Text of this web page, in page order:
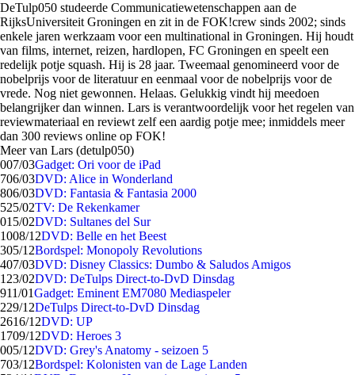
DeTulp050 studeerde Communicatiewetenschappen aan de
RijksUniversiteit Groningen en zit in de FOK!crew sinds 2002; sinds
enkele jaren werkzaam voor een multinational in Groningen. Hij houdt
van films, internet, reizen, hardlopen, FC Groningen en speelt een
redelijk potje squash. Hij is 28 jaar. Tweemaal genomineerd voor de
nobelprijs voor de literatuur en eenmaal voor de nobelprijs voor de
vrede. Nog niet gewonnen. Helaas. Gelukkig vindt hij meedoen
belangrijker dan winnen. Lars is verantwoordelijk voor het regelen van
reviewmateriaal en reviewt zelf een aardig potje mee; inmiddels meer
dan 300 reviews online op FOK!
Meer van Lars (detulp050)
007/03Gadget: Ori voor de iPad
706/03DVD: Alice in Wonderland
806/03DVD: Fantasia & Fantasia 2000
525/02TV: De Rekenkamer
015/02DVD: Sultanes del Sur
1008/12DVD: Belle en het Beest
305/12Bordspel: Monopoly Revolutions
407/03DVD: Disney Classics: Dumbo & Saludos Amigos
1 23/02DVD: DeTulps Direct-to-DvD Dinsdag
911/01Gadget: Eminent EM7080 Mediaspeler
229/12DeTulps Direct-to-DvD Dinsdag
2616/12DVD: UP
1709/12DVD: Heroes 3
005/12DVD: Grey's Anatomy - seizoen 5
703/12Bordspel: Kolonisten van de Lage Landen